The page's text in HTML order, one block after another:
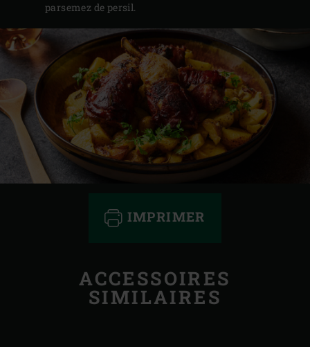
parsemez de persil.
IMPRIMER
ACCESSOIRES
SIMILAIRES